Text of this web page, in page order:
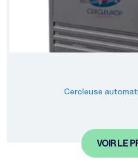
Cercleuse
VOIR LE